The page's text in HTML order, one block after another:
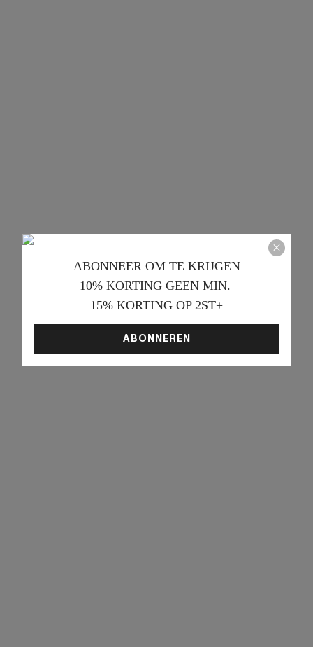
ABONNEER OM TE KRIJGEN﻿
10% KORTING GEEN MIN.
15% KORTING OP 2ST+
ABONNEREN